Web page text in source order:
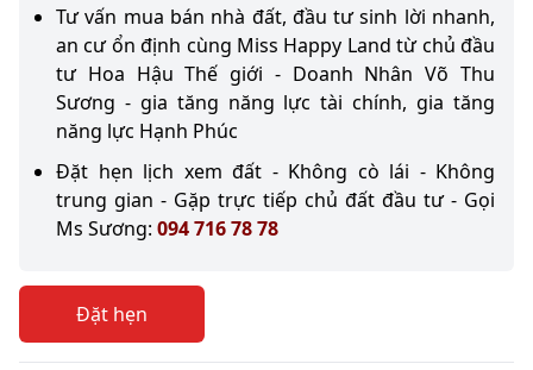
Tư vấn mua bán nhà đất, đầu tư sinh lời nhanh,
an cư ổn định cùng Miss Happy Land từ chủ đầu
tư Hoa Hậu Thế giới - Doanh Nhân Võ Thu
Sương - gia tăng năng lực tài chính, gia tăng
năng lực Hạnh Phúc
Đặt hẹn lịch xem đất - Không cò lái - Không
trung gian - Gặp trực tiếp chủ đất đầu tư - Gọi
Ms Sương: 094 716 78 78
Đặt hẹn